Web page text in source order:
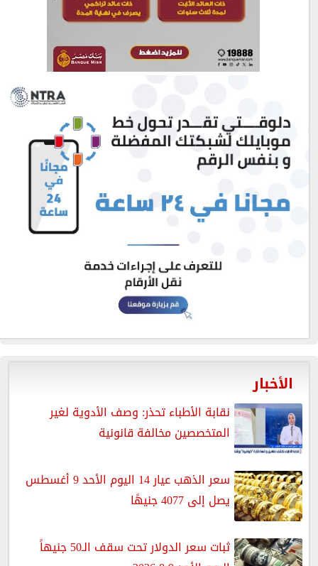
الأخبار
نقابة الأطباء تحذر: وصف الأدوية لغير
المتخصصين مخالفة قانونية
سعر الذهب عيار 14 اليوم الأحد 9 أغسطس
يصل إلى 4077 جنيهًا
ثبات سعر الدولار تحت سقف الـ50 جنيهاً